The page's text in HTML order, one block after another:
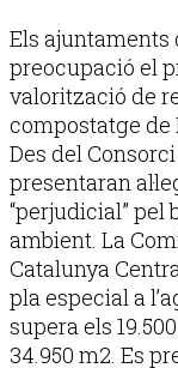
Els ajuntaments
preocupació el
valorització de
compostatge de
Des del
presentaran
“perjudicial” pel
ambient. La
Catalunya
pla especial a
supera els
34.950 m2. Es